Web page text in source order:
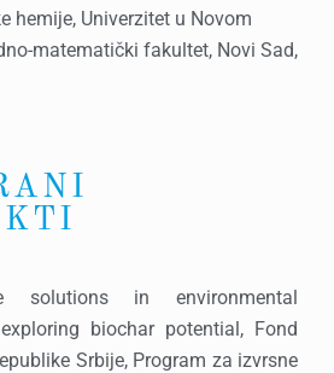
hemije, Univerzitet u Novom
matematički fakultet, Novi Sad,
solutions in environmental
biochar potential, Fond
Srbije, Program za izvrsne